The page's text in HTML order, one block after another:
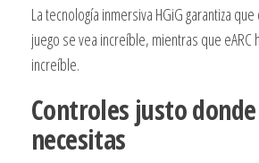
La tecnología inmersiva HGiG garantiza
juego se vea increíble, mientras que
increíble.
Controles justo
necesitas